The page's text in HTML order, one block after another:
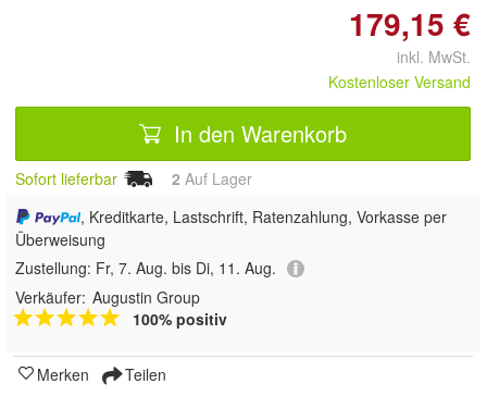
179,15 €
inkl. MwSt.
Kostenloser Versand
In den Warenkorb
Sofort lieferbar 2 Auf Lager
, Kreditkarte, Lastschrift, Ratenzahlung, Vorkasse per
Überweisung
Zustellung: Fr, 7. Aug. bis Di, 11. Aug.
Verkäufer: Augustin Group
100% positiv
Merken Teilen